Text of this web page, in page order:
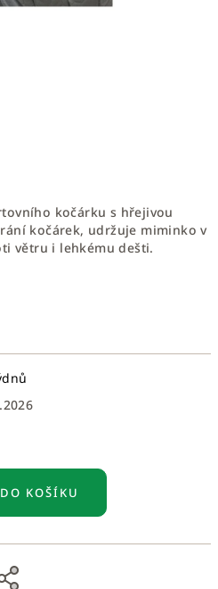
kočárku s hřejivou
kočárek, udržuje miminko v
větru i lehkému dešti.
DO KOŠÍKU